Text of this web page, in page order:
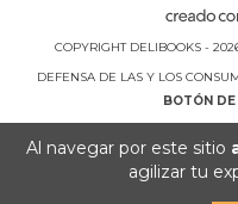
Al navegar por este sitio
agilizar tu
COPYRIGHT DELIBOOKS -
DEFENSA DE LAS Y LOS
BOTÓN